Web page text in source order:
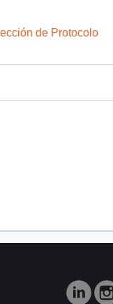
de Protocolo